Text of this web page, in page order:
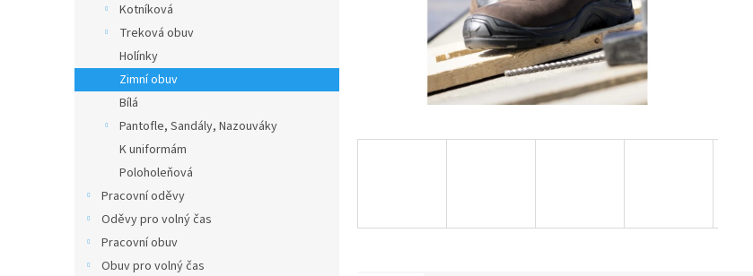
Kotníková
Treková obuv
Holínky
Zimní obuv
Bílá
Pantofle, Sandály, Nazouváky
K uniformám
Poloholeňová
Pracovní oděvy
Oděvy pro volný čas
Pracovní obuv
Obuv pro volný čas